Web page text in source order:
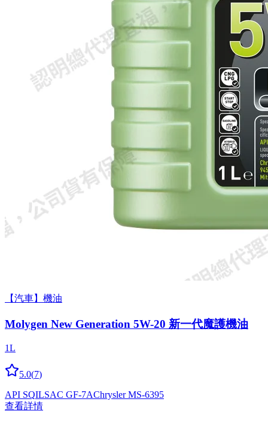
【汽車】機油
Molygen New Gener­a­tion 5W-20 新一代魔護機油
1L
5.0(7)
API SQILSAC GF-7AChrysler MS-6395
查看詳情